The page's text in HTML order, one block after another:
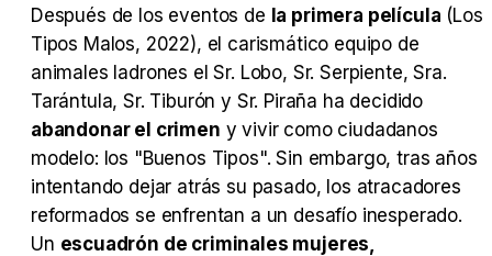
Tráiler Oficial en VOSE 'The Audacity'
Después de los eventos de la primera película (Los
Tipos Malos, 2022), el carismático equipo de
animales ladrones el Sr. Lobo, Sr. Serpiente, Sra.
Tarántula, Sr. Tiburón y Sr. Piraña ha decidido
abandonar el crimen y vivir como ciudadanos
modelo: los "Buenos Tipos". Sin embargo, tras años
intentando dejar atrás su pasado, los atracadores
reformados se enfrentan a un desafío inesperado.
Un escuadrón de criminales mujeres,